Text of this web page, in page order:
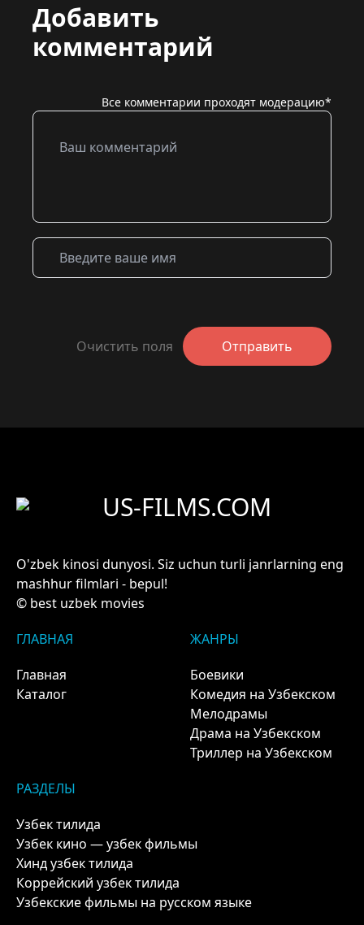
Добавить
комментарий
Все комментарии проходят модерацию*
Очистить поля Отправить
US-FILMS.COM
O'zbek kinosi dunyosi. Siz uchun turli janrlarning eng
mashhur filmlari - bepul!
© best uzbek movies
ГЛАВНАЯ
Главная
Каталог
ЖАНРЫ
Боевики
Комедия на Узбекском
Мелодрамы
Драма на Узбекском
Триллер на Узбекском
РАЗДЕЛЫ
Узбек тилида
Узбек кино — узбек фильмы
Хинд узбек тилида
Коррейский узбек тилида
Узбекские фильмы на русском языке